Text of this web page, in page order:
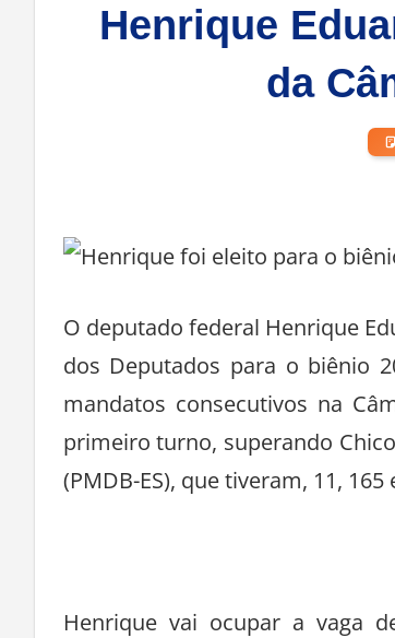
Henrique
da
O deputado federal Henrique
dos Deputados para o biênio
mandatos consecutivos na
primeiro turno, superando Chico
(PMDB-ES), que tiveram, 11,
Henrique vai ocupar a vaga